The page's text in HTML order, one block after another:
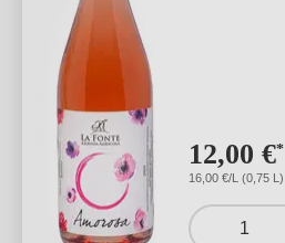
12,00 €*
16,00 €/L (0,75 L)
1